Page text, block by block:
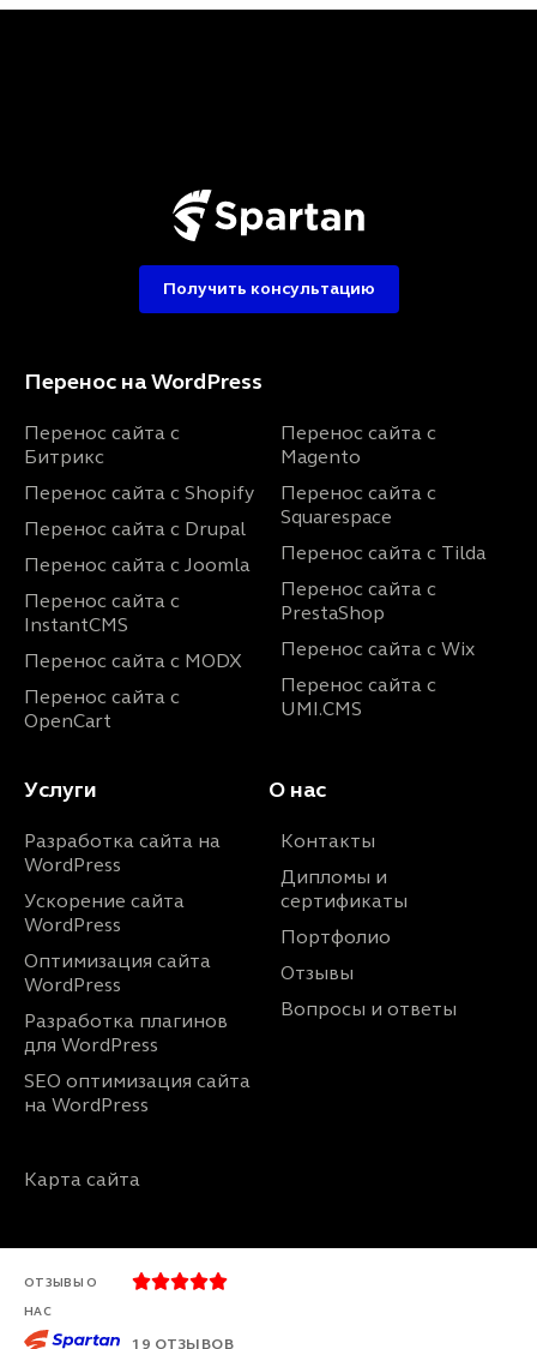
Перенос на WordPress
Перенос сайта с
Битрикс
Перенос сайта с Shopify
Перенос сайта с Drupal
Перенос сайта с Joomla
Перенос сайта с
InstantCMS
Перенос сайта с MODX
Перенос сайта с
OpenCart
Перенос сайта с
Magento
Перенос сайта с
Squarespace
Перенос сайта с Tilda
Перенос сайта с
PrestaShop
Перенос сайта с Wix
Перенос сайта с
UMI.CMS
Услуги О нас
Разработка сайта на
WordPress
Ускорение сайта
WordPress
Оптимизация сайта
WordPress
Разработка плагинов
для WordPress
SEO оптимизация сайта
на WordPress
Контакты
Дипломы и
сертификаты
Портфолио
Отзывы
Вопросы и ответы
Карта сайта
Получить консультацию
ОТЗЫВЫ О
НАС

19 ОТЗЫВОВ